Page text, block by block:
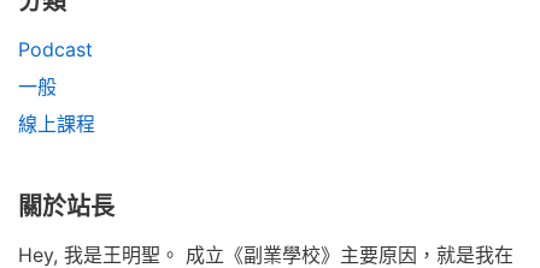
Podcast
一般
線上課程
關於站長
Hey, 我是王明聖。 成立《副業學校》主要原因，就是我在